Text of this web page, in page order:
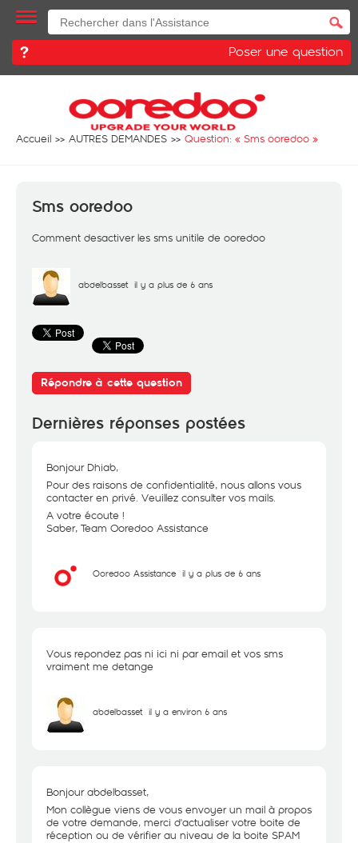
Poser une question
Accueil AUTRES DEMANDES Question: « Sms ooredoo »
Sms ooredoo
Comment desactiver les sms unitile de ooredoo
abdelbasset il y a plus de 6 ans
Répondre à cette question
Dernières réponses postées
Bonjour Dhiab,
Pour des raisons de confidentialité, nous allons vous
contacter en privé. Veuillez consulter vos mails.
A votre écoute !
Saber, Team Ooredoo Assistance
Ooredoo Assistance il y a plus de 6 ans
Vous repondez pas ni ici ni par email et vos sms
vraiment me detange
abdelbasset il y a environ 6 ans
Bonjour abdelbasset,
Mon collègue viens de vous envoyer un mail à propos
de votre demande, merci d'actualiser votre boite de
réception ou de vérifier au niveau de la boite SPAM